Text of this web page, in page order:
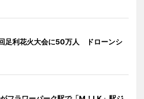
足利花火大会に50万人 ドローンシ